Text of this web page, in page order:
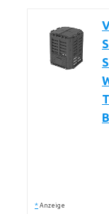
* Anzeige